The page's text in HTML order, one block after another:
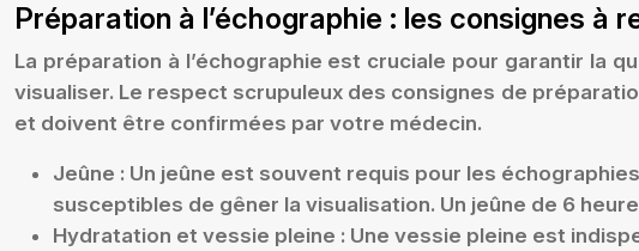
Préparation à l’échographie : les consignes à
La préparation à l’échographie est cruciale pour garantir la
visualiser. Le respect scrupuleux des consignes de
et doivent être confirmées par votre médecin.
Jeûne : Un jeûne est souvent requis pour les
susceptibles de gêner la visualisation. Un jeûne de 6
Hydratation et vessie pleine : Une vessie pleine est